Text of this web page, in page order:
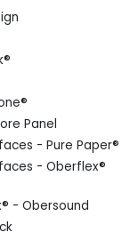
Panel
- Pure Paper®
- Oberflex®
- Obersound